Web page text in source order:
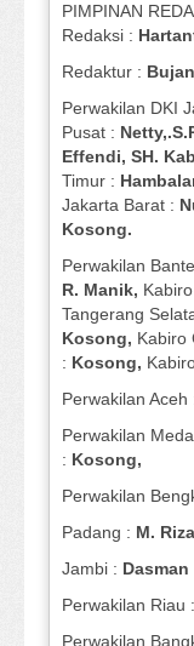
PIMPINAN
Redaksi :
Redaktur :
Perwakilan DKI
Pusat :
Effendi, SH.
Timur :
Jakarta Barat :
Kosong.
Perwakilan
R. Manik,
Tangerang
Kosong, Kabiro
: Kosong,
Perwakilan Aceh
Perwakilan
: Kosong,
Perwakilan
Padang : M.
Jambi : Dasman
Perwakilan Riau :
Perwakilan